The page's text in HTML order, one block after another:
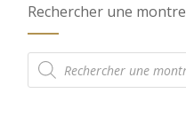
Rechercher une montre
Recherche
de
produits